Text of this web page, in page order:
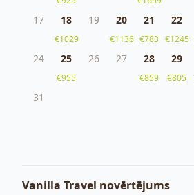
17 18
€1029
19 20
€1136
21
€783
22
€1245
24 25
€955
26 27 28
€859
29
€805
31
Vanilla Travel novērtējums